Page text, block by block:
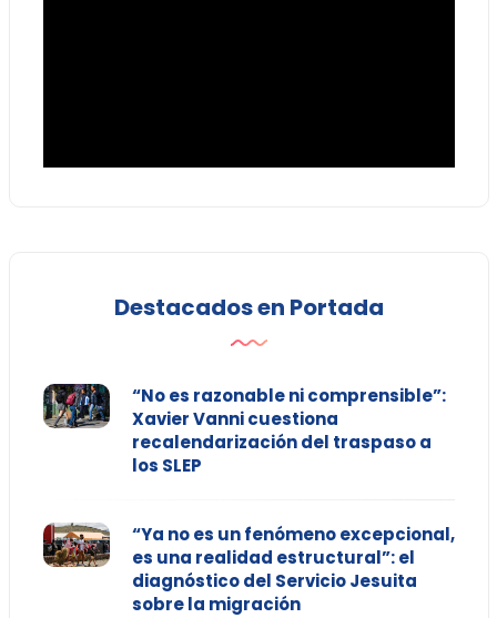
Destacados en Portada
“No es razonable ni comprensible”:
Xavier Vanni cuestiona
recalendarización del traspaso a
los SLEP
“Ya no es un fenómeno excepcional,
es una realidad estructural”: el
diagnóstico del Servicio Jesuita
sobre la migración